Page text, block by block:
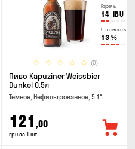
Горечь
14 IBU
Плотность
13 %
(0)
Пиво Kapuziner Weissbier
Dunkel 0.5л
Темное, Нефильтрованное, 5.1°
121 ,00
грн за 1 шт